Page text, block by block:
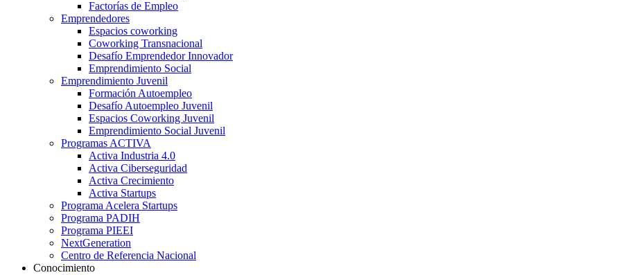
Factorías de Empleo
Emprendedores
Espacios coworking
Coworking Transnacional
Desafío Emprendedor Innovador
Emprendimiento Social
Emprendimiento Juvenil
Formación Autoempleo
Desafío Autoempleo Juvenil
Espacios Coworking Juvenil
Emprendimiento Social Juvenil
Programas ACTIVA
Activa Industria 4.0
Activa Ciberseguridad
Activa Crecimiento
Activa Startups
Programa Acelera Startups
Programa PADIH
Programa PIEEI
NextGeneration
Centro de Referencia Nacional
Conocimiento